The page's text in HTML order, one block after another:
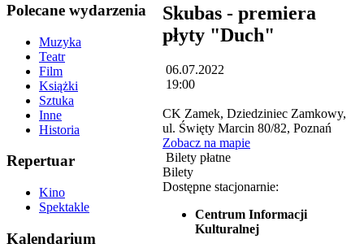
Polecane wydarzenia
Muzyka
Teatr
Film
Książki
Sztuka
Inne
Historia
Repertuar
Kino
Spektakle
Kalendarium
Skubas - premiera
płyty "Duch"
06.07.2022
19:00
CK Zamek, Dziedziniec Zamkowy,
ul. Święty Marcin 80/82, Poznań
Zobacz na mapie
Bilety płatne
Bilety
Dostępne stacjonarnie:
Centrum Informacji
Kulturalnej